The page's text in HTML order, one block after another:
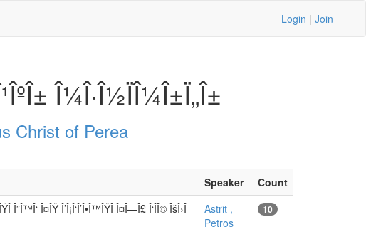
Login | Join
Î¼Î·Î½ÏÎ¼Î±Ï„Î±
Christ of Perea
Speaker
Count
Î”Î™Î‘ Î¤ÎŸ Î’Î¡Î‘Î’Î•Î™ÎŸÎ Î¤Î—Î£ Î‘ÎÎ© ÎšÎ›Î
Astrit ,
Petros
10